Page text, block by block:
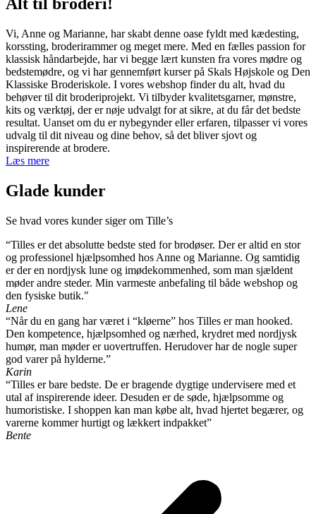
har
varianter.
Mulighederne
kan
vælges
på
varesiden
Vi, Anne og Marianne, har skabt denne oase fyldt med kædesting,
korssting, broderirammer og meget mere. Med en fælles passion for
klassisk håndarbejde, har vi begge lært kunsten fra vores mødre og
bedstemødre, og vi har gennemført kurser på Skals Højskole og Den
Klassiske Broderiskole. I vores webshop finder du alt, hvad du
behøver til dit broderiprojekt. Vi tilbyder kvalitetsgarner, mønstre,
kits og værktøj, der er nøje udvalgt for at sikre, at du får det bedste
resultat. Uanset om du er nybegynder eller erfaren, tilpasser vi vores
udvalg til dit niveau og dine behov, så det bliver sjovt og
inspirerende at brodere.
Læs mere
Glade kunder
Se hvad vores kunder siger om Tille’s
“Tilles er det absolutte bedste sted for brodøser. Der er altid en stor
og professionel hjælpsomhed hos Anne og Marianne. Og samtidig
er der en nordjysk lune og imødekommenhed, som man sjældent
møder andre steder. Min varmeste anbefaling til både webshop og
den fysiske butik."
Lene
“Når du en gang har været i “kløerne” hos Tilles er man hooked.
Den kompetence, hjælpsomhed og nærhed, krydret med nordjysk
humør, man møder er uovertruffen. Herudover har de nogle super
god varer på hylderne.”
Karin
“Tilles er bare bedste. De er bragende dygtige undervisere med et
utal af inspirerende ideer. Desuden er de søde, hjælpsomme og
humoristiske. I shoppen kan man købe alt, hvad hjertet begærer, og
varerne kommer hurtigt og lækkert indpakket”
Bente